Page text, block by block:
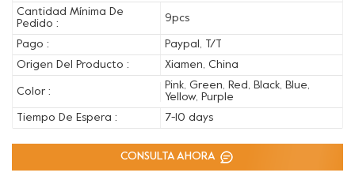
Cantidad Mínima De
Pedido :
9pcs
Pago :
Paypal, T/T
Origen Del Producto :
Xiamen, China
Color :
Pink, Green, Red, Black, Blue,
Yellow, Purple
Tiempo De Espera :
7-10 days
CONSULTA AHORA